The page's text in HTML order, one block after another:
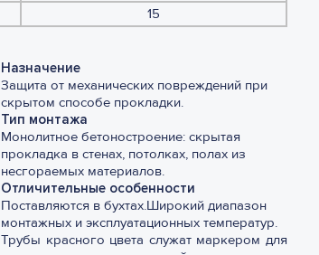
15
Назначение
Защита от механических повреждений при
скрытом способе прокладки.
Тип монтажа
Монолитное бетоностроение: скрытая
прокладка в стенах, потолках, полах из
несгораемых материалов.
Отличительные особенности
Поставляются в бухтах.Широкий диапазон
монтажных и эксплуатационных температур.
Трубы красного цвета служат маркером для